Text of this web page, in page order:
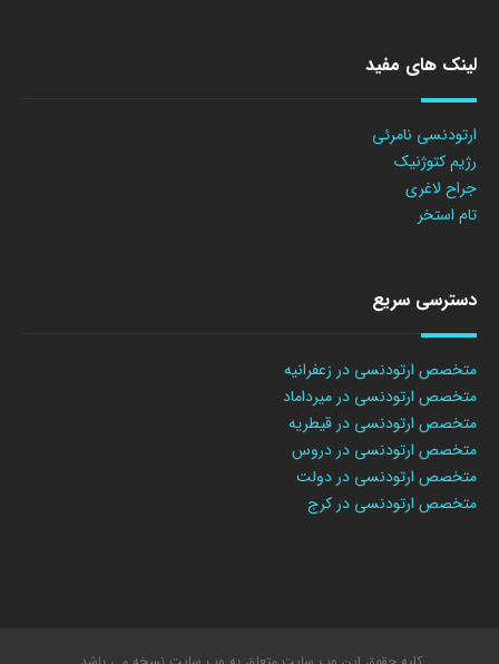
لینک های مفید
ارتودنسی نامرئی
رژیم کتوژنیک
جراح لاغری
تام استخر
دسترسی سریع
متخصص ارتودنسی در زعفرانیه
متخصص ارتودنسی در میرداماد
متخصص ارتودنسی در قیطریه
متخصص ارتودنسی در دروس
متخصص ارتودنسی در دولت
متخصص ارتودنسی در کرج